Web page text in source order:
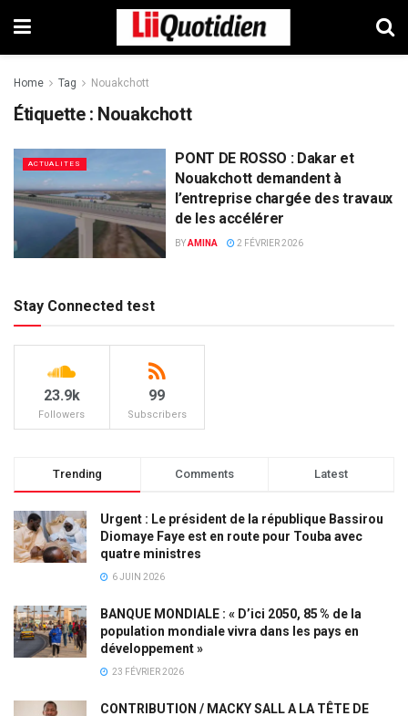
Home Tag Nouakchott
Étiquette : Nouakchott
ACTUALITES
PONT DE ROSSO : Dakar et
Nouakchott demandent à
l’entreprise chargée des travaux
de les accélérer
BYAMINA 2 FÉVRIER 2026
Stay Connected test
23.9k
Followers
99
Subscribers
Trending Comments Latest
Urgent : Le président de la république Bassirou
Diomaye Faye est en route pour Touba avec
quatre ministres
6 JUIN 2026
BANQUE MONDIALE : « D’ici 2050, 85 % de la
population mondiale vivra dans les pays en
développement »
23 FÉVRIER 2026
CONTRIBUTION / MACKY SALL A LA TÊTE DE